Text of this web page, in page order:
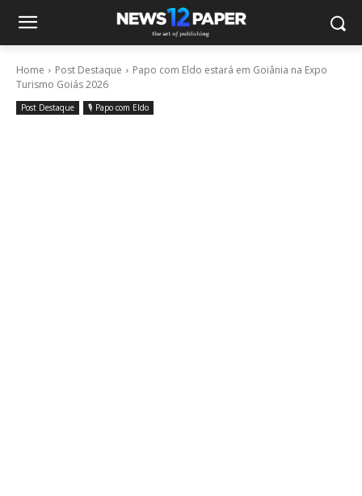
Home Post Destaque
Papo com Eldo estará em Goiânia na Expo
Turismo Goiás 2026
Post Destaque 🎙️ Papo com Eldo